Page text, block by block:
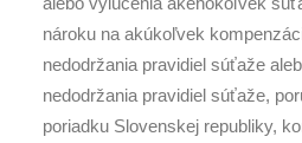
nároku na akúkoľvek
nedodržania pravidiel súťaže
nedodržania pravidiel súťaže,
poriadku Slovenskej republiky,